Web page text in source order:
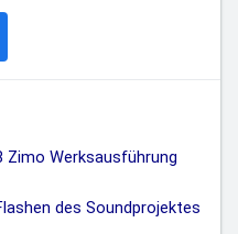
Zimo Werksausführung
des Soundprojektes